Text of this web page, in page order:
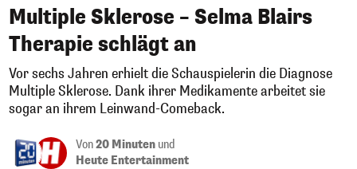
Multiple Sklerose – Selma Blairs
Therapie schlägt an
Vor sechs Jahren erhielt die Schauspielerin die Diagnose
Multiple Sklerose. Dank ihrer Medikamente arbeitet sie
sogar an ihrem Leinwand-Comeback.
Von20 Minuten und
Heute Entertainment